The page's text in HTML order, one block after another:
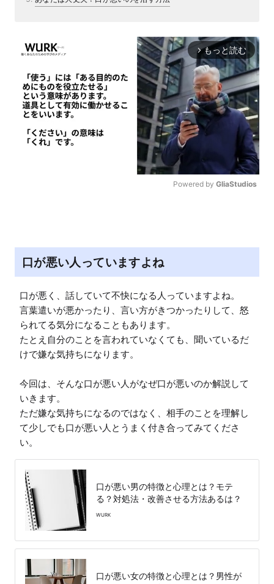
arrow_forward_ios もっと読む
Powered by GliaStudios
口が悪い人っていますよね
口が悪く、話していて不快になる人っていますよね。
言葉遣いが悪かったり、言い方がきつかったりして、怒
られてる気分になることもあります。
たとえ自分のことを言われていなくても、聞いているだ
けで嫌な気持ちになります。
今回は、そんな口が悪い人がなぜ口が悪いのか解説して
いきます。
ただ嫌な気持ちになるのではなく、相手のことを理解し
て少しでも口が悪い人とうまく付き合ってみてくださ
い。
口が悪い男の特徴と心理とは？モテ
る？対処法・改善させる方法あるは？
WURK
口が悪い女の特徴と心理とは？男性が